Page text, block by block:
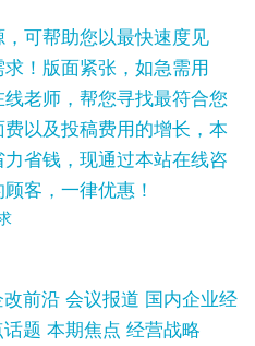
可帮助您以最快速度见
！版面紧张，如急需用
老师，帮您寻找最符合您
以及投稿费用的增长，本
省钱，现通过本站在线咨
客，一律优惠！
前沿 会议报道 国内企业经
题 本期焦点 经营战略